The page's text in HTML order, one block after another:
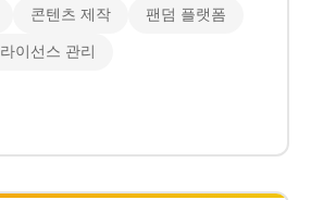
콘텐츠 제작 팬덤 플랫폼
라이선스 관리